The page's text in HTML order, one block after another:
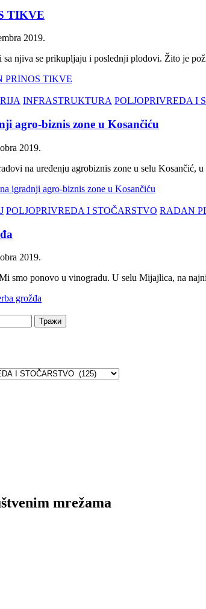
TIKVE
2019.
sa njiva se prikupljaju i poslednji plodovi. Žito je
PRINOS TIKVE
INFRASTRUKTURA POLJOPRIVREDA I
agro-biznis zone u Kosančiću
2019.
na uređenju agrobiznis zone u selu
igradnji agro-biznis zone u Kosančiću
POLJOPRIVREDA I STOČARSTVO RADAN
2019.
smo ponovo u vinogradu. U selu Mijajlica, na
grožđa
mrežama